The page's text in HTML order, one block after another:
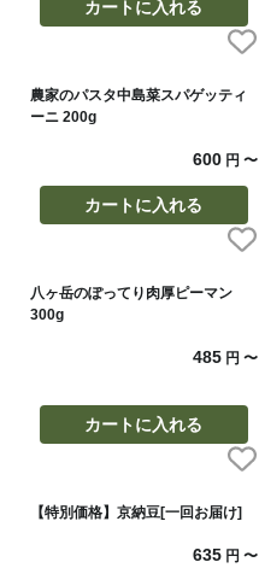
カートに入れる
農家のパスタ中島菜スパゲッティ
ーニ 200g
600円 〜
カートに入れる
八ヶ岳のぽってり肉厚ピーマン
300g
485円 〜
カートに入れる
【特別価格】京納豆[一回お届け]
635円 〜